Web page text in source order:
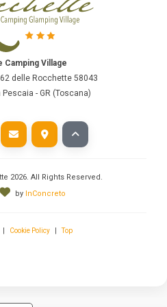
Camping Village
delle Rocchette 58043
- GR (Toscana)
2026. All Rights Reserved.
by InConcreto
Cookie Policy Top